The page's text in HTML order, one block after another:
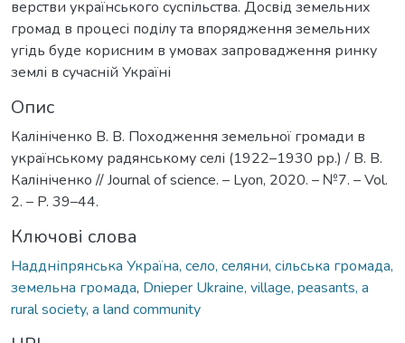
верстви українського суспільства. Досвід земельних
громад в процесі поділу та впорядження земельних
угідь буде корисним в умовах запровадження ринку
землі в сучасній Україні
Опис
Калініченко В. В. Походження земельної громади в
українському радянському селі (1922–1930 рр.) / В. В.
Калініченко // Journal of science. – Lyon, 2020. – №7. – Vol.
2. – P. 39–44.
Ключові слова
Наддніпрянська Україна, село, селяни, сільська громада,
земельна громада, Dnieper Ukraine, village, peasants, a
rural society, a land community